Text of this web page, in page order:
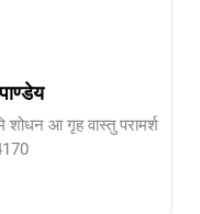
शोधन आ गृह वास्तु परामर्श